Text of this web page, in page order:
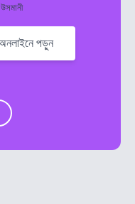
পড়ুন